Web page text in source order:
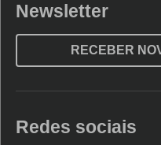
Newsletter
RECEBER
Redes sociais